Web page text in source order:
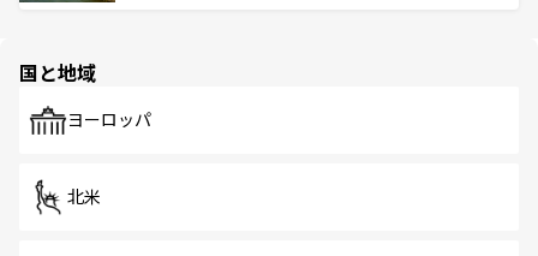
で、ホーカーズは地元の風情を楽しめる外せないスポット
国と地域
ヨーロッパ
北米